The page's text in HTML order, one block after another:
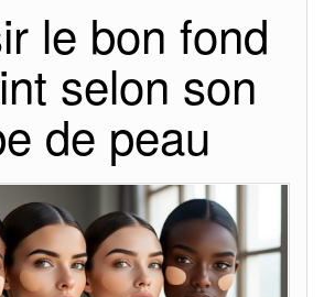
le bon fond
selon son
de peau